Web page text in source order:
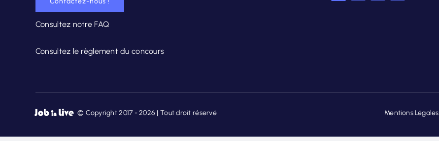
Consultez notre FAQ
Consultez le règlement du concours
© Copyright 2017 - 2026 | Tout droit réservé Mentions Légales